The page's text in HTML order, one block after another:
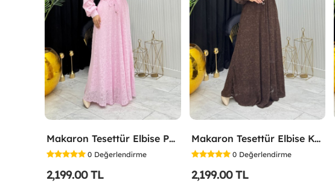
Makaron Tesettür Elbise Pembe Pembe
0 Değerlendirme
2,199.00 TL
Makaron Tesettür Elbise Kahverengi Kahverengi
0 Değerlendirme
2,199.00 TL